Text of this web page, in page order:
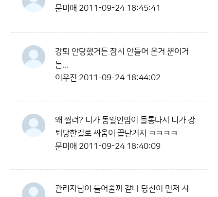
문미애 2011-09-24 18:45:41
강퇴 안당했거든 잠시 안들어 온거 뿐이거
든...
이우진 2011-09-24 18:44:02
왜 찔려? 니가 동일인임이 들통나서 니가 강
퇴당한걸로 싸움이 끝난거지 ㅋㅋㅋㅋ
문미애 2011-09-24 18:40:09
관리자님이 들어줄꺼 같냐 당신이 먼저 시